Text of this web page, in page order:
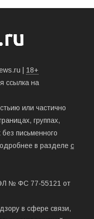
| 18+
ссылка на
или частично
группах,
письменного
в разделе с
№ ФС 77-55121 от
в сфере связи,